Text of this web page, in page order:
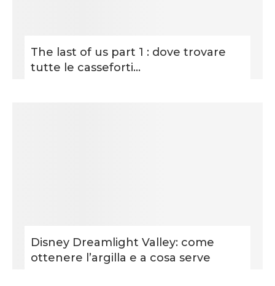
The last of us part 1 : dove trovare
tutte le casseforti...
Disney Dreamlight Valley: come
ottenere l’argilla e a cosa serve